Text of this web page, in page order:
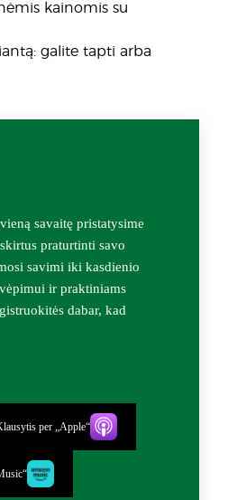
kainomis su
galite tapti arba
savaitę pristatysime
praturtinti savo
savimi iki kasdienio
ir praktiniams
dabar, kad
per „Apple“